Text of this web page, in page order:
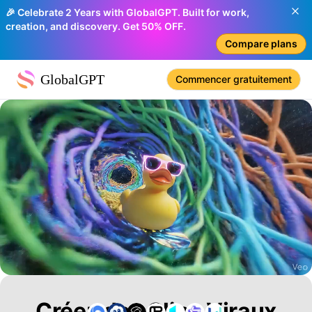
🎉 Celebrate 2 Years with GlobalGPT. Built for work,
creation, and discovery. Get 50% OFF.
Compare plans
GlobalGPT Commencer gratuitement